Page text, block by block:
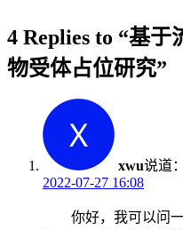
4 Replies to “基
物受体占位研究”
xwu说道：
2022-07-27 16:08
你好，我可以问